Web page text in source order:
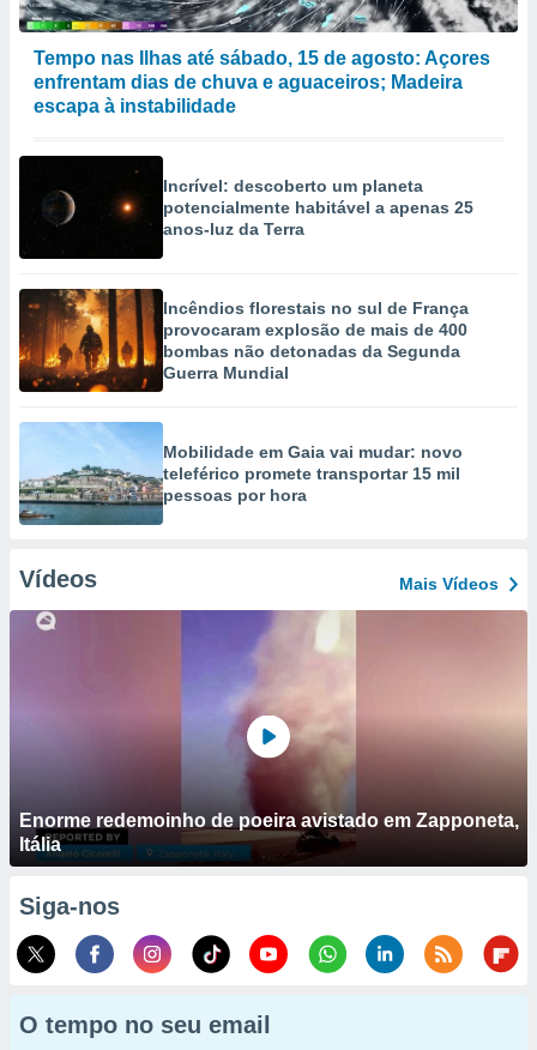
Tempo nas Ilhas até sábado, 15 de agosto: Açores
enfrentam dias de chuva e aguaceiros; Madeira
escapa à instabilidade
Incrível: descoberto um planeta
potencialmente habitável a apenas 25
anos-luz da Terra
Incêndios florestais no sul de França
provocaram explosão de mais de 400
bombas não detonadas da Segunda
Guerra Mundial
Mobilidade em Gaia vai mudar: novo
teleférico promete transportar 15 mil
pessoas por hora
Vídeos Mais Vídeos
Enorme redemoinho de poeira avistado em Zapponeta,
Itália
Siga-nos
O tempo no seu email